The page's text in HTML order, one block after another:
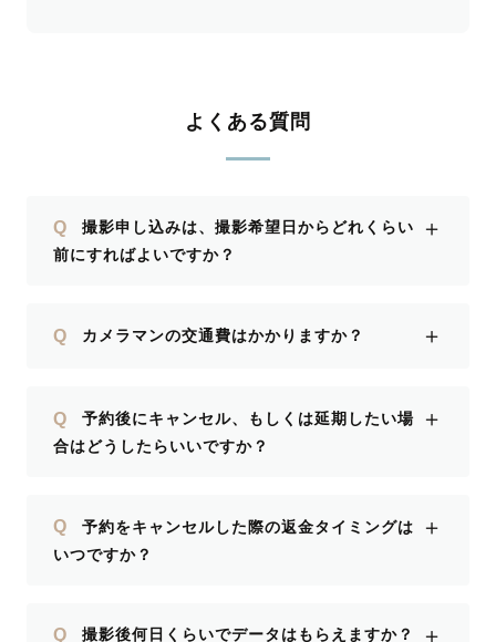
よくある質問
Q
撮影申し込みは、撮影希望日からどれくらい
前にすればよいですか？
＋
Q カメラマンの交通費はかかりますか？ ＋
Q
予約後にキャンセル、もしくは延期したい場
合はどうしたらいいですか？
＋
Q
予約をキャンセルした際の返金タイミングは
いつですか？
＋
Q 撮影後何日くらいでデータはもらえますか？ ＋